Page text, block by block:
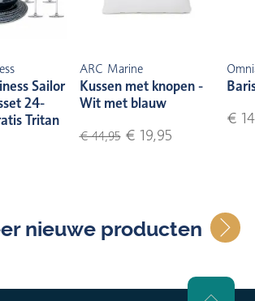
Sailor
24-
Tritan
ARC Marine
Kussen met knopen -
Wit met blauw
€ 44,95€ 19,95
€
nieuwe producten